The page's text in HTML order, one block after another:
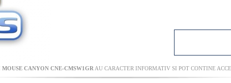
MOUSE CANYON CNE-CMSW1GRAU CARACTER INFORMATIV SI POT CONTINE